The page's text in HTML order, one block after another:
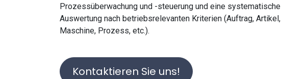
Prozessüberwachung und -steuerung und eine systematische
Auswertung nach betriebsrelevanten Kriterien (Auftrag, Artikel,
Maschine, Prozess, etc.).
Kontaktieren Sie uns!